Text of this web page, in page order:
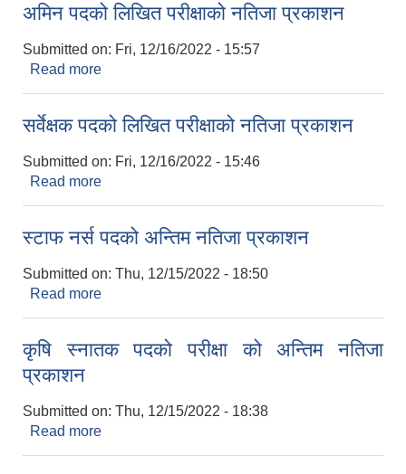
अमिन पदको लिखित परीक्षाको नतिजा प्रकाशन
Submitted on: Fri, 12/16/2022 - 15:57
Read more
सर्वेक्षक पदको लिखित परीक्षाको नतिजा प्रकाशन
Submitted on: Fri, 12/16/2022 - 15:46
Read more
स्टाफ नर्स पदको अन्तिम नतिजा प्रकाशन
Submitted on: Thu, 12/15/2022 - 18:50
Read more
कृषि स्नातक पदको परीक्षा को अन्तिम नतिजा
प्रकाशन
Submitted on: Thu, 12/15/2022 - 18:38
Read more